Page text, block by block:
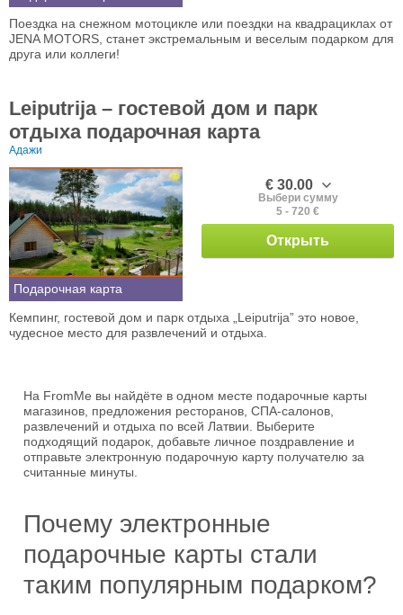
Поездка на снежном мотоцикле или поездки на квадрациклах от
JENA MOTORS, станет экстремальным и веселым подарком для
друга или коллеги!
Leiputrija – гостевой дом и парк
отдыха подарочная карта
Адажи
Подарочная карта
€ 30.00
Выбери сумму
5 - 720 €
Открыть
Кемпинг, гостевой дом и парк отдыха „Leiputrija” это новое,
чудесное место для развлечений и отдыха.
На FromMe вы найдёте в одном месте подарочные карты
магазинов, предложения ресторанов, СПА-салонов,
развлечений и отдыха по всей Латвии. Выберите
подходящий подарок, добавьте личное поздравление и
отправьте электронную подарочную карту получателю за
считанные минуты.
Почему электронные
подарочные карты стали
таким популярным подарком?